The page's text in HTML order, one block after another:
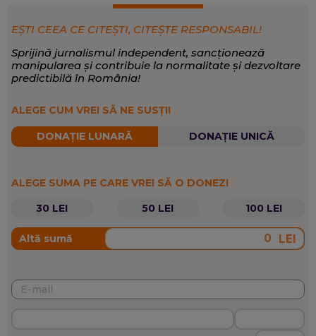
EȘTI CEEA CE CITEȘTI, CITEȘTE RESPONSABIL!
Sprijină jurnalismul independent, sancționează
manipularea și contribuie la normalitate și dezvoltare
predictibilă în România!
ALEGE CUM VREI SĂ NE SUSȚII
DONAȚIE LUNARĂ DONAȚIE UNICĂ
ALEGE SUMA PE CARE VREI SĂ O DONEZI
30 LEI
50 LEI 100 LEI
Altă sumă LEI